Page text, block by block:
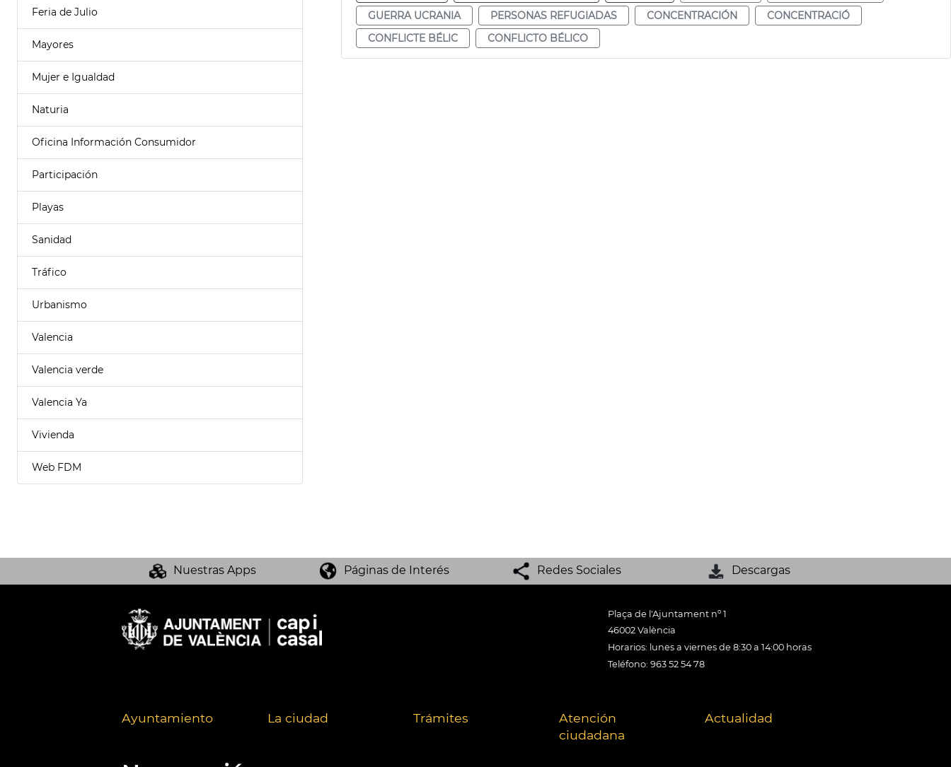
Feria de Julio
Mayores
Mujer e Igualdad
Naturia
Oficina Información Consumidor
Participación
Playas
Sanidad
Tráfico
Urbanismo
Valencia
Valencia verde
Valencia Ya
Vivienda
Web FDM
GUERRA UCRANIA
PERSONAS REFUGIADAS CONCENTRACIÓN
CONCENTRACIÓ
CONFLICTE BÉLIC
CONFLICTO BÉLICO
Nuestras Apps Páginas de Interés Redes Sociales Descargas
Plaça de l'Ajuntament nº 1
46002 València
Horarios: lunes a viernes de 8:30 a 14:00 horas
Teléfono: 963 52 54 78
Ayuntamiento La ciudad Trámites
Atención
ciudadana
Actualidad